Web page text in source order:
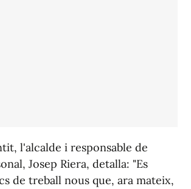
l'alcalde i responsable de
Josep Riera, detalla: "Es
de treball nous que, ara mateix,